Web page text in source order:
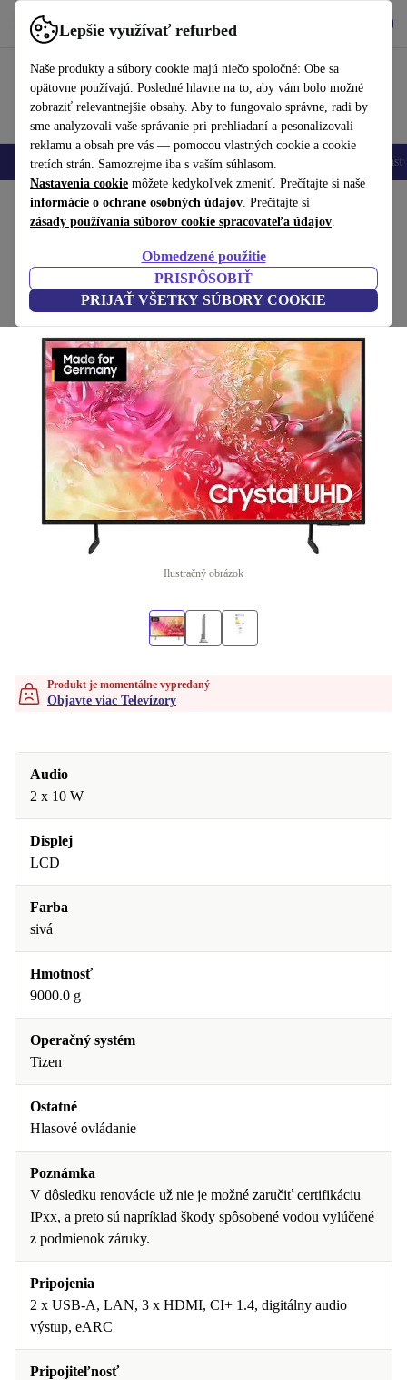
Lepšie využívať refurbed
Naše produkty a súbory cookie majú niečo spoločné: Obe sa
opätovne používajú. Posledné hlavne na to, aby vám bolo možné
zobraziť relevantnejšie obsahy. Aby to fungovalo správne, radi by
sme analyzovali vaše správanie pri prehliadaní a pesonalizovali
reklamu a obsah pre vás — pomocou vlastných cookie a cookie
tretích strán. Samozrejme iba s vaším súhlasom.
Nastavenia cookie môžete kedykoľvek zmeniť. Prečítajte si naše
informácie o ochrane osobných údajov. Prečítajte si
zásady používania súborov cookie spracovateľa údajov.
Obmedzené použitie
PRISPÔSOBIŤ
PRIJAŤ VŠETKY SÚBORY COOKIE
používať refurbed rýchlo a jednoducho
Mobilné telefóny Laptopy Tablety Inteligentné hodinky
Domov Produkty Televízory
Samsung GU43DU7170 | 43-palcový
Sivá
(Zbieranie recenzií)
Ilustračný obrázok
Produkt je momentálne vypredaný
Objavte viac Televízory
Audio
2 x 10 W
Displej
LCD
Farba
sivá
Hmotnosť
9000.0 g
Operačný systém
Tizen
Ostatné
Hlasové ovládanie
Poznámka
V dôsledku renovácie už nie je možné zaručiť certifikáciu
IPxx, a preto sú napríklad škody spôsobené vodou vylúčené
z podmienok záruky.
Pripojenia
2 x USB-A, LAN, 3 x HDMI, CI+ 1.4, digitálny audio
výstup, eARC
Pripojiteľnosť